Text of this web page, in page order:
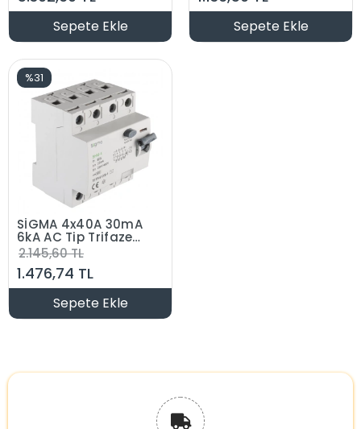
Sepete Ekle Sepete Ekle
%31
SİGMA 4x40A 30mA
6kA AC Tip Trifaze
Kaçak Akım
Koruma Rolesi
2.145,60 TL
1.476,74 TL
Sepete Ekle